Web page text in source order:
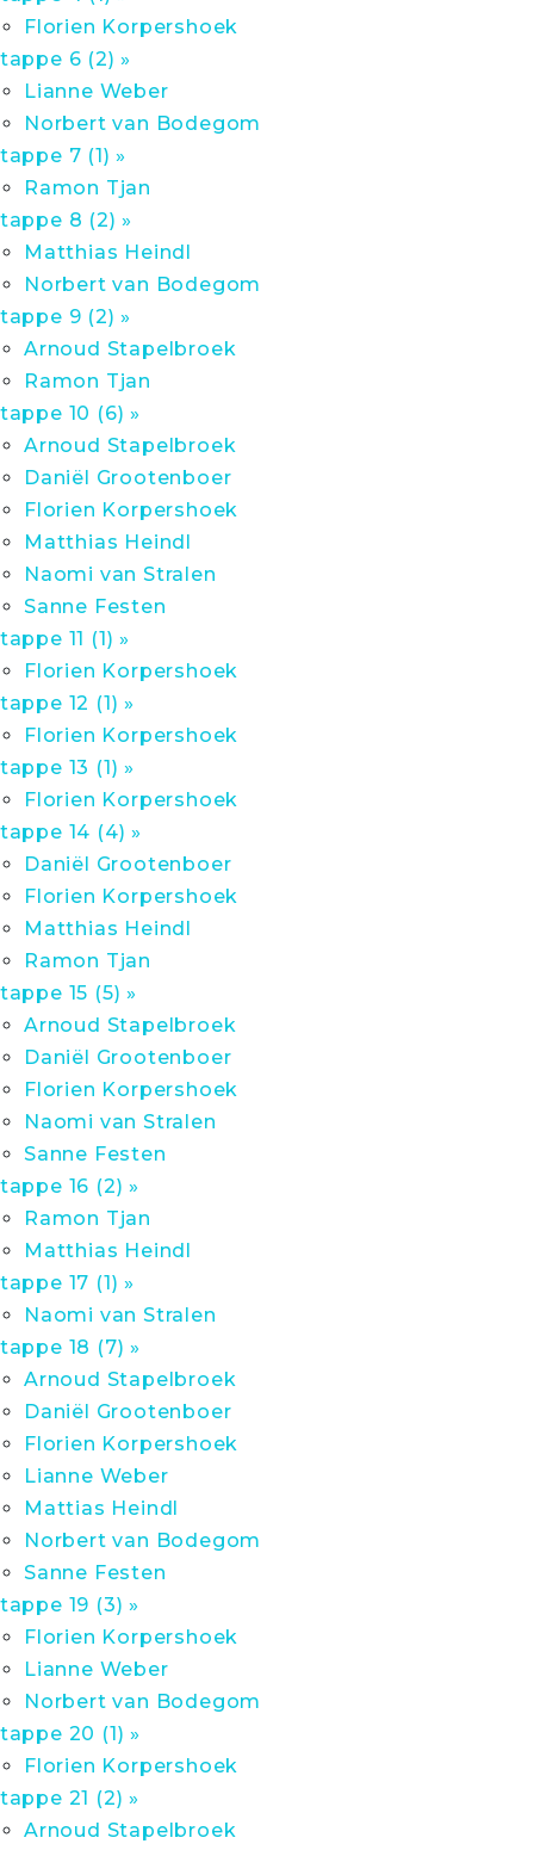
Florien Korpershoek
6 (2) »
Lianne Weber
Norbert van Bodegom
7 (1) »
Ramon Tjan
8 (2) »
Matthias Heindl
Norbert van Bodegom
9 (2) »
Arnoud Stapelbroek
Ramon Tjan
10 (6) »
Arnoud Stapelbroek
Daniël Grootenboer
Florien Korpershoek
Matthias Heindl
Naomi van Stralen
Sanne Festen
11 (1) »
Florien Korpershoek
12 (1) »
Florien Korpershoek
13 (1) »
Florien Korpershoek
14 (4) »
Daniël Grootenboer
Florien Korpershoek
Matthias Heindl
Ramon Tjan
15 (5) »
Arnoud Stapelbroek
Daniël Grootenboer
Florien Korpershoek
Naomi van Stralen
Sanne Festen
16 (2) »
Ramon Tjan
Matthias Heindl
17 (1) »
Naomi van Stralen
18 (7) »
Arnoud Stapelbroek
Daniël Grootenboer
Florien Korpershoek
Lianne Weber
Mattias Heindl
Norbert van Bodegom
Sanne Festen
19 (3) »
Florien Korpershoek
Lianne Weber
Norbert van Bodegom
20 (1) »
Florien Korpershoek
21 (2) »
Arnoud Stapelbroek